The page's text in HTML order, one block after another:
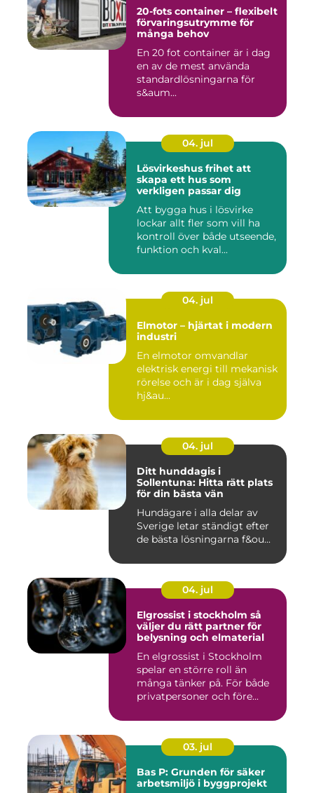
20-fots container – flexibelt
förvaringsutrymme för
många behov
En 20 fot container är i dag
en av de mest använda
standardlösningarna för
s&aum...
04. jul
Lösvirkeshus frihet att
skapa ett hus som
verkligen passar dig
Att bygga hus i lösvirke
lockar allt fler som vill ha
kontroll över både utseende,
funktion och kval...
04. jul
Elmotor – hjärtat i modern
industri
En elmotor omvandlar
elektrisk energi till mekanisk
rörelse och är i dag själva
hj&au...
04. jul
Ditt hunddagis i
Sollentuna: Hitta rätt plats
för din bästa vän
Hundägare i alla delar av
Sverige letar ständigt efter
de bästa lösningarna f&ou...
04. jul
Elgrossist i stockholm så
väljer du rätt partner för
belysning och elmaterial
En elgrossist i Stockholm
spelar en större roll än
många tänker på. För både
privatpersoner och före...
03. jul
Bas P: Grunden för säker
arbetsmiljö i byggprojekt